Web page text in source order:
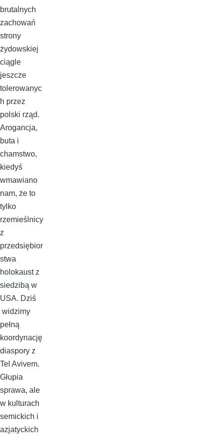
brutalnych
zachowań
strony
żydowskiej
ciągle
jeszcze
tolerowanyc
h przez
polski rząd.
Arogancja,
buta i
chamstwo,
kiedyś
wmawiano
nam, że to
tylko
rzemieślnicy
z
przedsiębior
stwa
holokaust z
siedzibą w
USA. Dziś
widzimy
pełną
koordynację
diaspory z
Tel Avivem.
Głupia
sprawa, ale
w kulturach
semickich i
azjatyckich